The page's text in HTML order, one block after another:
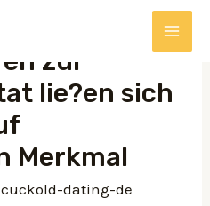
zur
lie?en sich
Merkmal
cuckold-dating-de